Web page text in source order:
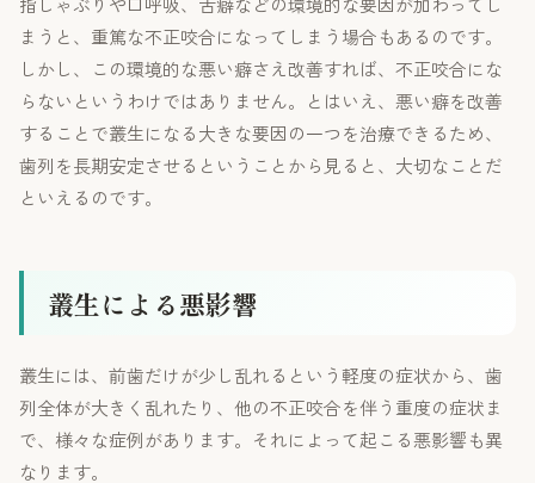
まうと、重篤な不正咬合になってしまう場合もあるのです。
しかし、この環境的な悪い癖さえ改善すれば、不正咬合にな
らないというわけではありません。とはいえ、悪い癖を改善
することで叢生になる大きな要因の一つを治療できるため、
歯列を長期安定させるということから見ると、大切なことだ
といえるのです。
叢生による悪影響
叢生には、前歯だけが少し乱れるという軽度の症状から、歯
列全体が大きく乱れたり、他の不正咬合を伴う重度の症状ま
で、様々な症例があります。それによって起こる悪影響も異
なります。